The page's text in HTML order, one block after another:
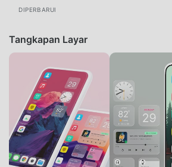
DIPERBARUI
Tangkapan Layar